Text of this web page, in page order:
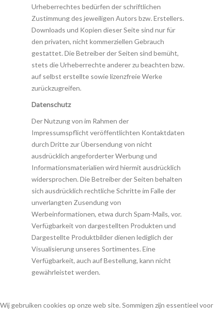
Urheberrechtes bedürfen der schriftlichen
Zustimmung des jeweiligen Autors bzw. Erstellers.
Downloads und Kopien dieser Seite sind nur für
den privaten, nicht kommerziellen Gebrauch
gestattet. Die Betreiber der Seiten sind bemüht,
stets die Urheberrechte anderer zu beachten bzw.
auf selbst erstellte sowie lizenzfreie Werke
zurückzugreifen.
Datenschutz
Der Nutzung von im Rahmen der
Impressumspflicht veröffentlichten Kontaktdaten
durch Dritte zur Übersendung von nicht
ausdrücklich angeforderter Werbung und
Informationsmaterialien wird hiermit ausdrücklich
widersprochen. Die Betreiber der Seiten behalten
sich ausdrücklich rechtliche Schritte im Falle der
unverlangten Zusendung von
Werbeinformationen, etwa durch Spam-Mails, vor.
Verfügbarkeit von dargestellten Produkten und
Dargestellte Produktbilder dienen lediglich der
Visualisierung unseres Sortimentes. Eine
Verfügbarkeit, auch auf Bestellung, kann nicht
gewährleistet werden.
Wij gebruiken cookies op onze web site. Sommigen zijn essentieel voor